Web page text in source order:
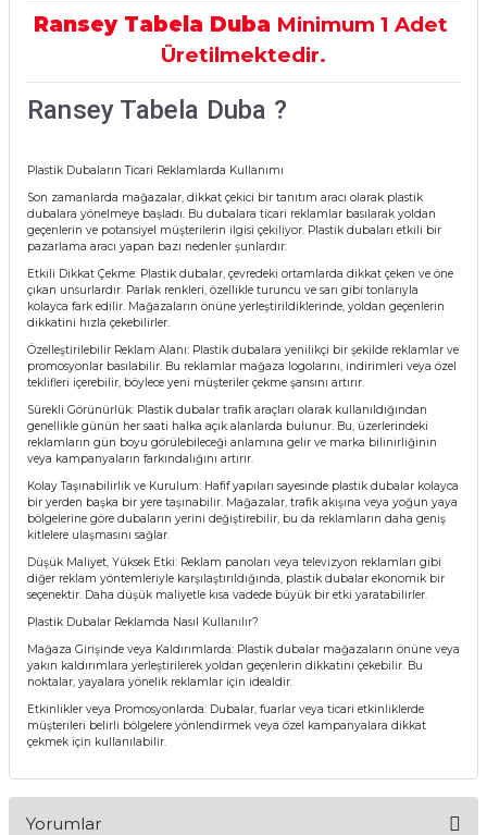
Ransey Tabela Duba Minimum 1 Adet
Üretilmektedir.
Ransey Tabela Duba ?
Plastik Dubaların Ticari Reklamlarda Kullanımı
Son zamanlarda mağazalar, dikkat çekici bir tanıtım aracı olarak plastik
dubalara yönelmeye başladı. Bu dubalara ticari reklamlar basılarak yoldan
geçenlerin ve potansiyel müşterilerin ilgisi çekiliyor. Plastik dubaları etkili bir
pazarlama aracı yapan bazı nedenler şunlardır:
Etkili Dikkat Çekme: Plastik dubalar, çevredeki ortamlarda dikkat çeken ve öne
çıkan unsurlardır. Parlak renkleri, özellikle turuncu ve sarı gibi tonlarıyla
kolayca fark edilir. Mağazaların önüne yerleştirildiklerinde, yoldan geçenlerin
dikkatini hızla çekebilirler.
Özelleştirilebilir Reklam Alanı: Plastik dubalara yenilikçi bir şekilde reklamlar ve
promosyonlar basılabilir. Bu reklamlar mağaza logolarını, indirimleri veya özel
teklifleri içerebilir, böylece yeni müşteriler çekme şansını artırır.
Sürekli Görünürlük: Plastik dubalar trafik araçları olarak kullanıldığından
genellikle günün her saati halka açık alanlarda bulunur. Bu, üzerlerindeki
reklamların gün boyu görülebileceği anlamına gelir ve marka bilinirliğinin
veya kampanyaların farkındalığını artırır.
Kolay Taşınabilirlik ve Kurulum: Hafif yapıları sayesinde plastik dubalar kolayca
bir yerden başka bir yere taşınabilir. Mağazalar, trafik akışına veya yoğun yaya
bölgelerine göre dubaların yerini değiştirebilir, bu da reklamların daha geniş
kitlelere ulaşmasını sağlar.
Düşük Maliyet, Yüksek Etki: Reklam panoları veya televizyon reklamları gibi
diğer reklam yöntemleriyle karşılaştırıldığında, plastik dubalar ekonomik bir
seçenektir. Daha düşük maliyetle kısa vadede büyük bir etki yaratabilirler.
Plastik Dubalar Reklamda Nasıl Kullanılır?
Mağaza Girişinde veya Kaldırımlarda: Plastik dubalar mağazaların önüne veya
yakın kaldırımlara yerleştirilerek yoldan geçenlerin dikkatini çekebilir. Bu
noktalar, yayalara yönelik reklamlar için idealdir.
Etkinlikler veya Promosyonlarda: Dubalar, fuarlar veya ticari etkinliklerde
müşterileri belirli bölgelere yönlendirmek veya özel kampanyalara dikkat
çekmek için kullanılabilir.
Yorumlar